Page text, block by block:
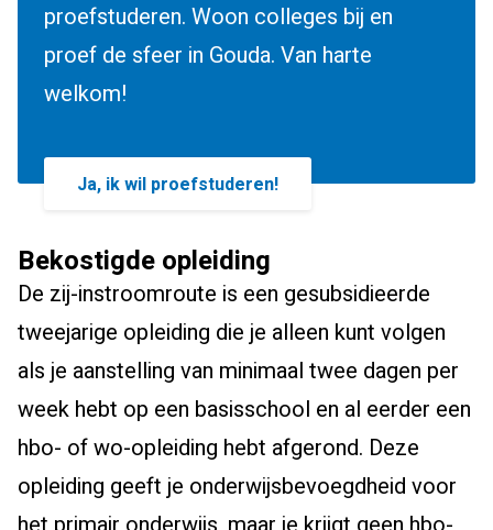
proefstuderen. Woon colleges bij en
proef de sfeer in Gouda. Van harte
welkom!
Ja, ik wil proefstuderen!
Bekostigde opleiding
De zij-instroomroute is een gesubsidieerde
tweejarige opleiding die je alleen kunt volgen
als je aanstelling van minimaal twee dagen per
week hebt op een basisschool en al eerder een
hbo- of wo-opleiding hebt afgerond. Deze
opleiding geeft je onderwijsbevoegdheid voor